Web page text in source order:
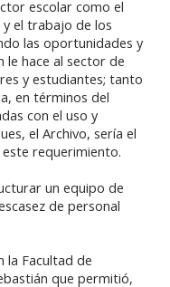
escolar como el
el trabajo de los
las oportunidades y
le hace al sector de
y estudiantes; tanto
en términos del
con el uso y
el Archivo, sería el
requerimiento.
un equipo de
de personal
la Facultad de
que permitió,